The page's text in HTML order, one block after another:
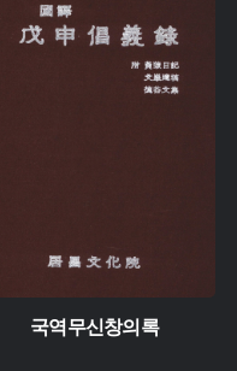
주제 :
국역무신창의록